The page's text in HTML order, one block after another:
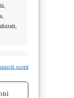
scopi